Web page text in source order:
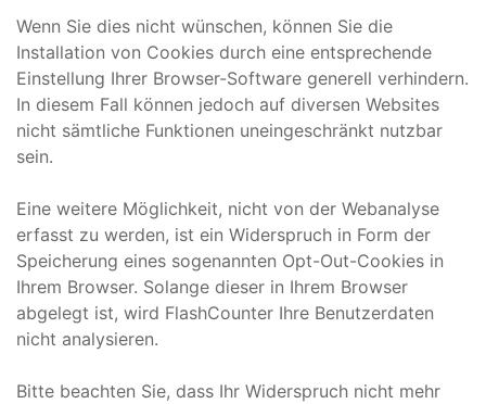
Wenn Sie dies nicht wünschen, können Sie die
Installation von Cookies durch eine entsprechende
Einstellung Ihrer Browser-Software generell verhindern.
In diesem Fall können jedoch auf diversen Websites
nicht sämtliche Funktionen uneingeschränkt nutzbar
sein.
Eine weitere Möglichkeit, nicht von der Webanalyse
erfasst zu werden, ist ein Widerspruch in Form der
Speicherung eines sogenannten Opt-Out-Cookies in
Ihrem Browser. Solange dieser in Ihrem Browser
abgelegt ist, wird FlashCounter Ihre Benutzerdaten
nicht analysieren.
Bitte beachten Sie, dass Ihr Widerspruch nicht mehr